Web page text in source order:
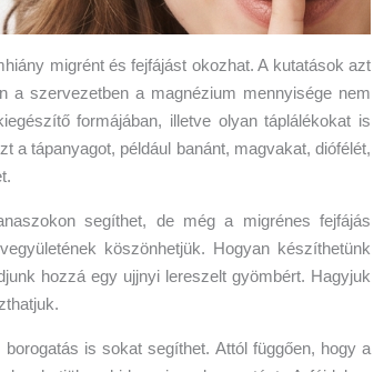
migrént és fejfájást okozhat. A kutatások azt
a szervezetben a magnézium mennyisége nem
formájában, illetve olyan táplálékokat is
a tápanyagot, például banánt, magvakat, diófélét,
segíthet, de még a migrénes fejfájás
köszönhetjük. Hogyan készíthetünk
hozzá egy ujjnyi lereszelt gyömbért. Hagyjuk
is sokat segíthet. Attól függően, hogy a